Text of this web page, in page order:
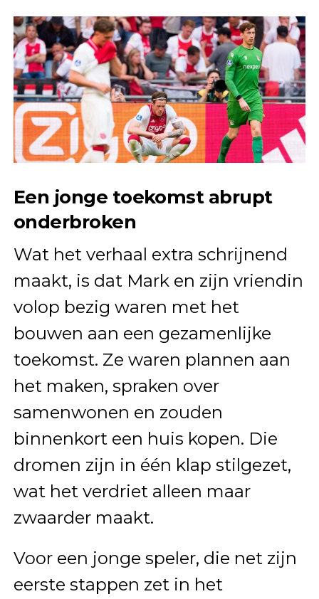
Een jonge toekomst abrupt
onderbroken
Wat het verhaal extra schrijnend
maakt, is dat Mark en zijn vriendin
volop bezig waren met het
bouwen aan een gezamenlijke
toekomst. Ze waren plannen aan
het maken, spraken over
samenwonen en zouden
binnenkort een huis kopen. Die
dromen zijn in één klap stilgezet,
wat het verdriet alleen maar
zwaarder maakt.
Voor een jonge speler, die net zijn
eerste stappen zet in het